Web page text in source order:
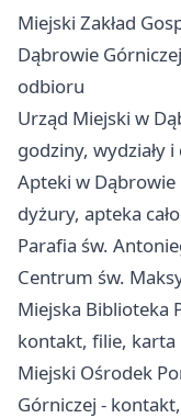
Miejski Zakład
Dąbrowie
odbioru
Urząd Miejski w
godziny, wydziały i
Apteki w
dyżury, apteka
Parafia św.
Centrum św.
Miejska Biblioteka
kontakt, filie, karta
Miejski Ośrodek
Górniczej -